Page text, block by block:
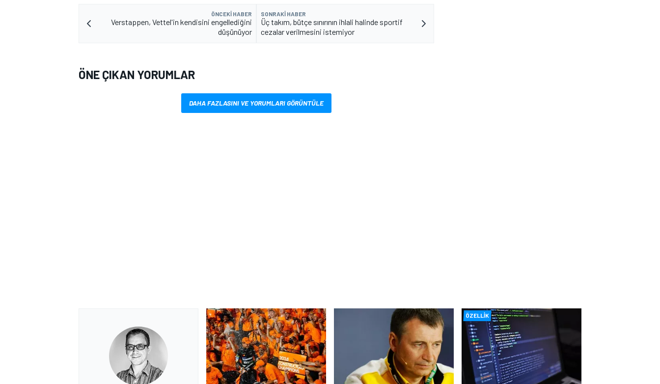
ÖNCEKI HABER
Verstappen, Vettel'in kendisini engellediğini
düşünüyor
SONRAKI HABER
Üç takım, bütçe sınırının ihlali halinde sportif
cezalar verilmesini istemiyor
ÖNE ÇIKAN YORUMLAR
DAHA FAZLASINI VE YORUMLARI GÖRÜNTÜLE
ÖZELLIK